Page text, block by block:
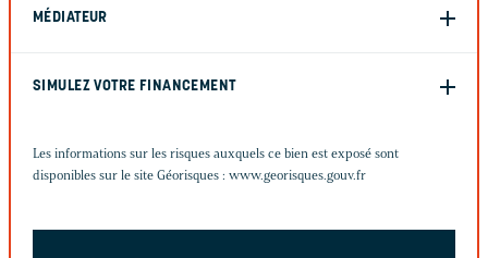
MÉDIATEUR
SIMULEZ VOTRE FINANCEMENT
Les informations sur les risques auxquels ce bien est exposé sont
disponibles sur le site Géorisques : www.georisques.gouv.fr